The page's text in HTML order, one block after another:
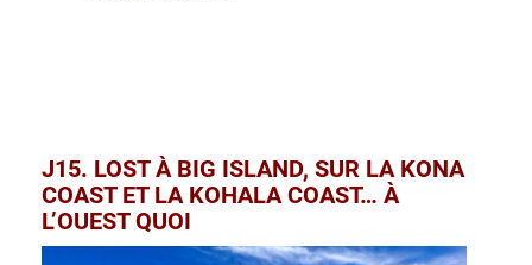
J15. LOST À BIG ISLAND, SUR LA KONA
COAST ET LA KOHALA COAST… À
L’OUEST QUOI